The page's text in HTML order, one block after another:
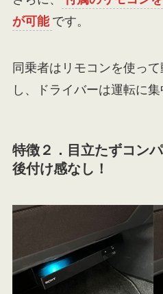
が可能 です。
同乗者はリモコンを使っ
し、ドライバーは運転に集
特徴２． 目立たずコン
後付け感なし！